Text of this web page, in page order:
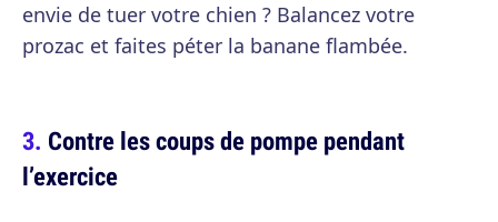
envie de tuer votre chien ? Balancez votre
prozac et faites péter la banane flambée.
Contre les coups de pompe pendant
l’exercice